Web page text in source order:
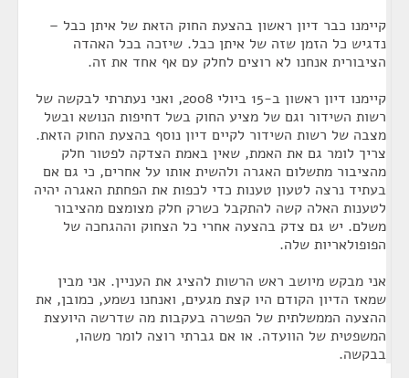
קיימנו כבר דיון ראשון בהצעת החוק הזאת של איתן כבל –
נדגיש כל הזמן שזה של איתן כבל. שיזכה בכל האהדה
הציבורית אנחנו לא רוצים לחלק עם אף אחד את זה.
קיימנו דיון ראשון ב-15 ביולי 2008, ואני נעתרתי לבקשה של
רשות השידור וגם של מציע החוק בשל דחיפות הנושא ובשל
מצבה של רשות השידור לקיים דיון נוסף בהצעת החוק הזאת.
צריך לומר גם את האמת, שאין באמת הצדקה לפטור חלק
מהציבור מתשלום האגרה ולהשית אותו על אחרים, כי גם אם
בעתיד נרצה לטעון טענות כדי לכפות את הפחתת האגרה יהיה
לטענות האלה קשה להתקבל כשרק חלק מצומצם מהציבור
משלם. יש גם צדק בהצעה אחרי כל הצחוק וההגחכה של
הפופולאריות שלה.
אני מבקש מיושב ראש הרשות להציג את העניין. אני מבין
שמאז הדיון הקודם היו קצת מגעים, ואנחנו נשמע, כמובן, את
ההצעה הממשלתית של הפשרה בעקבות מה שדרשה היועצת
המשפטית של הוועדה. או אם גברתי רוצה לומר משהו,
בבקשה.